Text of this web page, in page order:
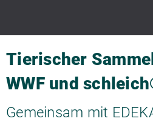
Tierischer
WWF und
Gemeinsam mit